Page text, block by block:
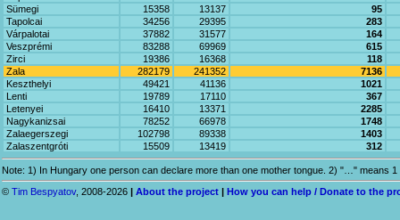
Sümegi
15358 13137
95
Tapolcai
34256 29395
283
Várpalotai
37882 31577
164
Veszprémi
83288 69969
615
Zirci
19386 16368
118
Zala
282179 241352
7136
Keszthelyi
49421 41136
1021
Lenti
19789 17110
367
Letenyei
16410 13371
2285
Nagykanizsai
78252 66978
1748
Zalaegerszegi
102798 89338
1403
Zalaszentgróti
15509 13419 312
Note: 1) In Hungary one person can declare more than one mother tongue. 2) "…" means 1
© Tim Bespyatov, 2008-2026 About the project How you can help / Donate to the